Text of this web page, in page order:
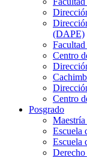
(DAPE)
Centro
Centro
Posgrado
Escuela
Escuela
Derecho